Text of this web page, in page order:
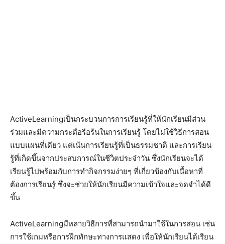
ActiveLearningเป็นกระบวนการการเรียนรู้ที่ให้นักเรียนมีส่วน
ร่วมและมีความกระตือรือร้นในการเรียนรู้ โดยไม่ใช้วิธีการสอน
แบบแผนที่เดียว แต่เน้นการเรียนรู้ที่เป็นธรรมชาติ และการเรียน
รู้ที่เกิดขึ้นจากประสบการณ์ในชีวิตประจำวัน ซึ่งนักเรียนจะได้
เรียนรู้ไปพร้อมกับการทำกิจกรรมง่ายๆ ที่เกี่ยวข้องกับเนื้อหาที่
ต้องการเรียนรู้ ซึ่งจะช่วยให้นักเรียนมีความเข้าใจและจดจำได้ดี
ขึ้น
ActiveLearningมีหลายวิธีการที่สามารถนำมาใช้ในการสอน เช่น
การใช้เกมหรือการฝึกทักษะทางการแสดง เพื่อให้นักเรียนได้เรียน